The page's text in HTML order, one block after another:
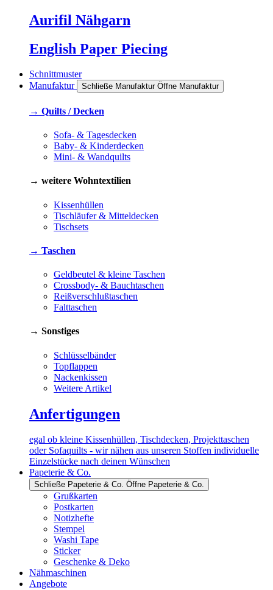
Aurifil Nähgarn
English Paper Piecing
Schnittmuster
Manufaktur
Schließe Manufaktur Öffne Manufaktur
→ Quilts / Decken
Sofa- & Tagesdecken
Baby- & Kinderdecken
Mini- & Wandquilts
→ weitere Wohntextilien
Kissenhüllen
Tischläufer & Mitteldecken
Tischsets
→ Taschen
Geldbeutel & kleine Taschen
Crossbody- & Bauchtaschen
Reißverschlußtaschen
Falttaschen
→ Sonstiges
Schlüsselbänder
Topflappen
Nackenkissen
Weitere Artikel
Anfertigungen
egal ob kleine Kissenhüllen, Tischdecken, Projekttaschen
oder Sofaquilts - wir nähen aus unseren Stoffen individuelle
Einzelstücke nach deinen Wünschen
Papeterie & Co.
Schließe Papeterie & Co. Öffne Papeterie & Co.
Grußkarten
Postkarten
Notizhefte
Stempel
Washi Tape
Sticker
Geschenke & Deko
Nähmaschinen
Angebote